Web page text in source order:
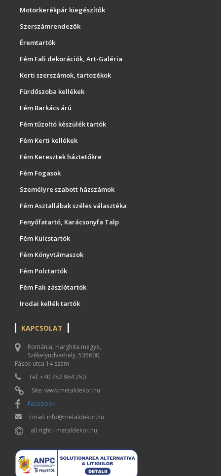
Motorkerékpár kiegészítők
Szerszámrendezők
Éremtartók
Fém Fali dekorációk, Art-Galéria
Kerti szerszámok, tartozékok
Fürdőszoba kellékek
Fém Barkács árú
Fém tűzoltó készülék tartók
Fém Kerti kellékek
Fém Keresztek háztetőkre
Fém Fogasok
Személyre szabott házszámok
Fém Asztallábak széles választéka
Fenyőfatartó, Karácsonyfa Talp
Fém Kulcstartók
Fém Könyvtámaszok
Fém Polctartók
Fém Fali zászlótartók
Irodai kellék tartók
KAPCSOLAT
Románia, Harghita megye,
Székelyudvarhely, 535600,
Fások utca 14 szám
Tel: +40 752 964 250
Site: www.metaldekor.hu
Facebook
Email: info@metaldekor.hu
all right - metaldekor.hu